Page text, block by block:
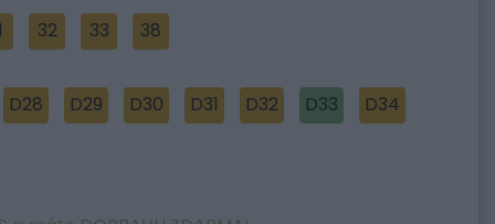
32 33 38
D28 D29 D30 D31 D32 D33
D34